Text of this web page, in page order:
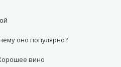
оно популярно?
вино